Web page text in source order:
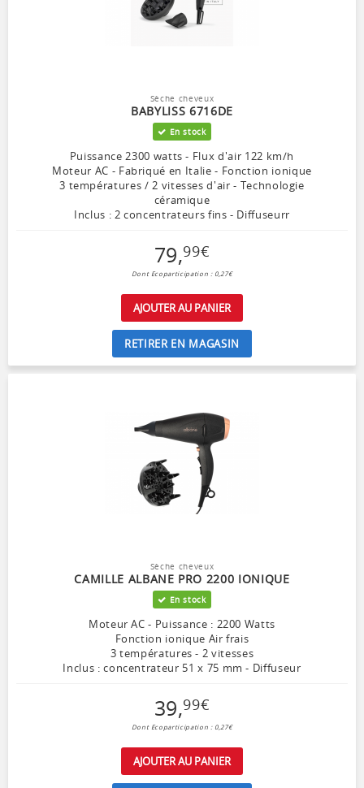
Sèche cheveux
BABYLISS 6716DE
En stock
Puissance 2300 watts - Flux d'air 122 km/h
Moteur AC - Fabriqué en Italie - Fonction ionique
3 températures / 2 vitesses d'air - Technologie
céramique
Inclus : 2 concentrateurs fins - Diffuseurr
79,99€
Dont Ecoparticipation : 0,27€
AJOUTER AU PANIER
RETIRER EN MAGASIN
Sèche cheveux
CAMILLE ALBANE PRO 2200 IONIQUE
En stock
Moteur AC - Puissance : 2200 Watts
Fonction ionique Air frais
3 températures - 2 vitesses
Inclus : concentrateur 51 x 75 mm - Diffuseur
39,99€
Dont Ecoparticipation : 0,27€
AJOUTER AU PANIER